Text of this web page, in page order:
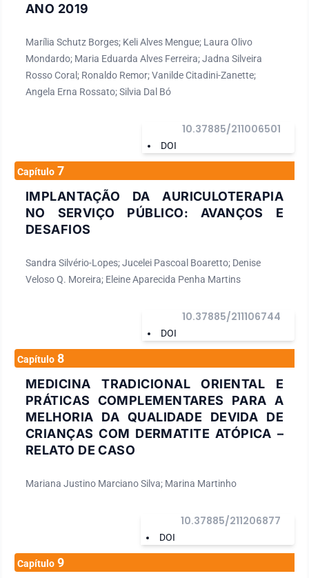
ANO 2019
Marília Schutz Borges; Keli Alves Mengue; Laura Olivo
Mondardo; Maria Eduarda Alves Ferreira; Jadna Silveira
Rosso Coral; Ronaldo Remor; Vanilde Citadini-Zanette;
Angela Erna Rossato; Silvia Dal Bó
DOI
10.37885/211006501
Capítulo 7
IMPLANTAÇÃO DA AURICULOTERAPIA
NO SERVIÇO PÚBLICO: AVANÇOS E
DESAFIOS
Sandra Silvério-Lopes; Jucelei Pascoal Boaretto; Denise
Veloso Q. Moreira; Eleine Aparecida Penha Martins
DOI
10.37885/211106744
Capítulo 8
MEDICINA TRADICIONAL ORIENTAL E
PRÁTICAS COMPLEMENTARES PARA A
MELHORIA DA QUALIDADE DEVIDA DE
CRIANÇAS COM DERMATITE ATÓPICA –
RELATO DE CASO
Mariana Justino Marciano Silva; Marina Martinho
DOI
10.37885/211206877
Capítulo 9